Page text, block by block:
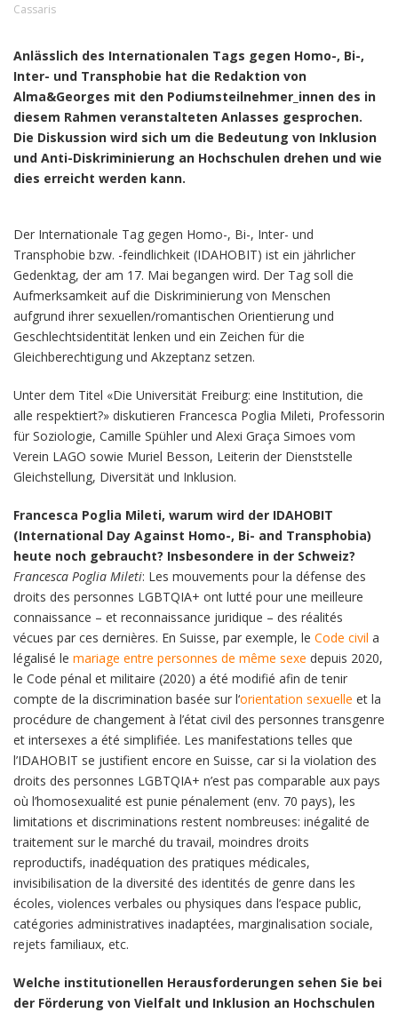
Cassaris
Anlässlich des Internationalen Tags gegen Homo-, Bi-,
Inter- und Transphobie hat die Redaktion von
Alma&Georges mit den Podiumsteilnehmer_innen des in
diesem Rahmen veranstalteten Anlasses gesprochen.
Die Diskussion wird sich um die Bedeutung von Inklusion
und Anti-Diskriminierung an Hochschulen drehen und wie
dies erreicht werden kann.
Der Internationale Tag gegen Homo-, Bi-, Inter- und
Transphobie bzw. -feindlichkeit (IDAHOBIT) ist ein jährlicher
Gedenktag, der am 17. Mai begangen wird. Der Tag soll die
Aufmerksamkeit auf die Diskriminierung von Menschen
aufgrund ihrer sexuellen/romantischen Orientierung und
Geschlechtsidentität lenken und ein Zeichen für die
Gleichberechtigung und Akzeptanz setzen.
Unter dem Titel «Die Universität Freiburg: eine Institution, die
alle respektiert?» diskutieren Francesca Poglia Mileti, Professorin
für Soziologie, Camille Spühler und Alexi Graça Simoes vom
Verein LAGO sowie Muriel Besson, Leiterin der Dienststelle
Gleichstellung, Diversität und Inklusion.
Francesca Poglia Mileti, warum wird der IDAHOBIT
(International Day Against Homo-, Bi- and Transphobia)
heute noch gebraucht? Insbesondere in der Schweiz?
Francesca Poglia Mileti: Les mouvements pour la défense des
droits des personnes LGBTQIA+ ont lutté pour une meilleure
connaissance – et reconnaissance juridique – des réalités
vécues par ces dernières. En Suisse, par exemple, le Code civil a
légalisé le mariage entre personnes de même sexe depuis 2020,
le Code pénal et militaire (2020) a été modifié afin de tenir
compte de la discrimination basée sur l‘orientation sexuelle et la
procédure de changement à l’état civil des personnes transgenre
et intersexes a été simplifiée. Les manifestations telles que
l’IDAHOBIT se justifient encore en Suisse, car si la violation des
droits des personnes LGBTQIA+ n’est pas comparable aux pays
où l’homosexualité est punie pénalement (env. 70 pays), les
limitations et discriminations restent nombreuses: inégalité de
traitement sur le marché du travail, moindres droits
reproductifs, inadéquation des pratiques médicales,
invisibilisation de la diversité des identités de genre dans les
écoles, violences verbales ou physiques dans l’espace public,
catégories administratives inadaptées, marginalisation sociale,
rejets familiaux, etc.
Welche institutionellen Herausforderungen sehen Sie bei
der Förderung von Vielfalt und Inklusion an Hochschulen